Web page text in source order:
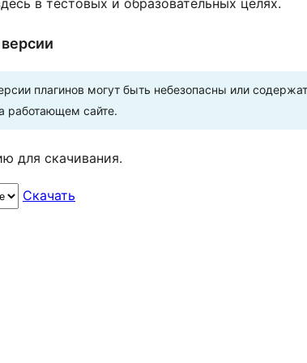
плагинов могут быть небезопасны или
работающем сайте.
для скачивания.
Скачать